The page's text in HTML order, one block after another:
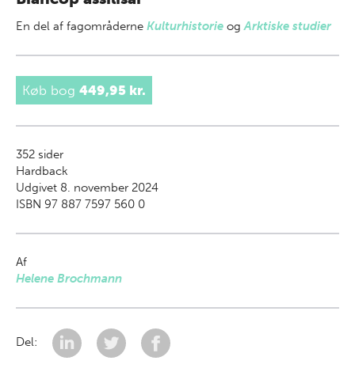
En del af fagområderne Kulturhistorie ogArktiske studier
Køb bog 449,95 kr.
352 sider
Hardback
Udgivet 8. november 2024
ISBN 97 887 7597 560 0
Af
Helene Brochmann
Del: